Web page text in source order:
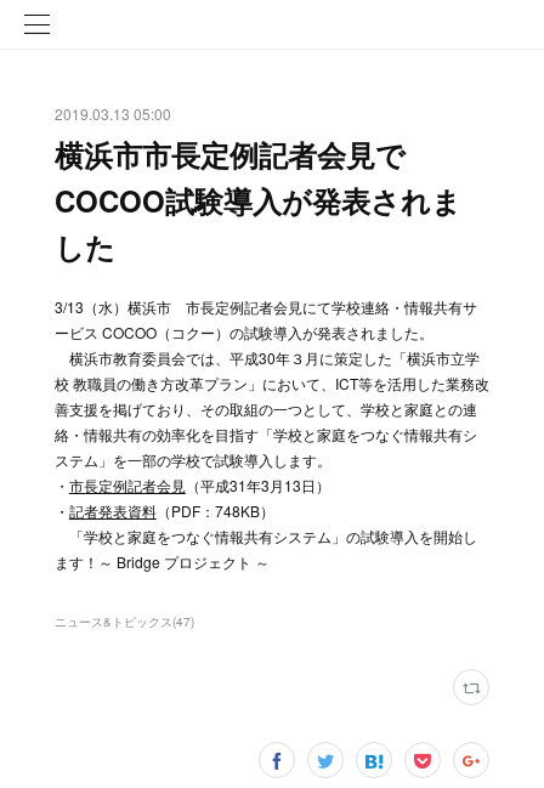
2019.03.13 05:00
横浜市市長定例記者会見で
COCOO試験導入が発表されま
した
3/13（水）横浜市 市長定例記者会見にて学校連絡・情報共有サ
ービス COCOO（コクー）の試験導入が発表されました。
横浜市教育委員会では、平成30年３月に策定した「横浜市立学
校 教職員の働き方改革プラン」において、ICT等を活用した業務改
善支援を掲げており、その取組の一つとして、学校と家庭との連
絡・情報共有の効率化を目指す「学校と家庭をつなぐ情報共有シ
ステム」を一部の学校で試験導入します。
・ 市長定例記者会見 （平成31年3月13日）
・ 記者発表資料（PDF：748KB）
「学校と家庭をつなぐ情報共有システム」の試験導入を開始し
ます！～ Bridge プロジェクト ～
ニュース&トピックス(47)